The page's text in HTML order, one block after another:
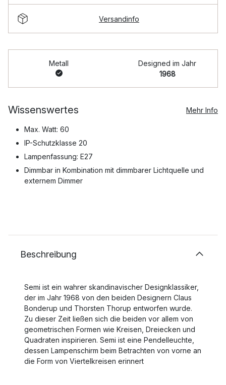
Versandinfo
Metall
Designed im Jahr
1968
Wissenswertes Mehr Info
Max. Watt: 60
IP-Schutzklasse 20
Lampenfassung: E27
Dimmbar in Kombination mit dimmbarer Lichtquelle und
externem Dimmer
Beschreibung
Semi ist ein wahrer skandinavischer Designklassiker,
der im Jahr 1968 von den beiden Designern Claus
Bonderup und Thorsten Thorup entworfen wurde.
Zu dieser Zeit ließen sich die beiden vor allem von
geometrischen Formen wie Kreisen, Dreiecken und
Quadraten inspirieren. Semi ist eine Pendelleuchte,
dessen Lampenschirm beim Betrachten von vorne an
die Form von Viertelkreisen erinnert